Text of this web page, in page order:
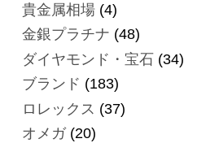
貴金属相場(4)
金銀プラチナ (48)
ダイヤモンド・宝石(34)
ブランド (183)
ロレックス (37)
オメガ(20)